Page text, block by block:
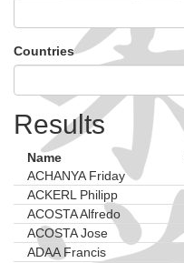
Countries
Results
Name
ACHANYA Friday
ACKERL Philipp
ACOSTA Alfredo
ACOSTA Jose
ADAA Francis